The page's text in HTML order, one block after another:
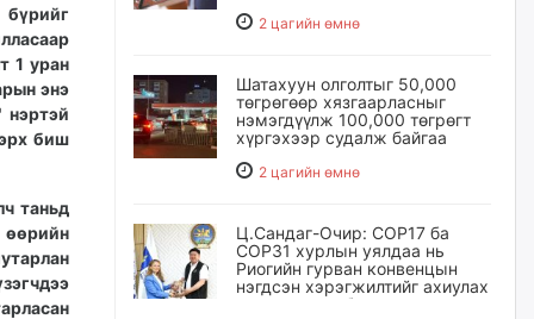
1 уран
энэ
биш
таньд
2 цагийн өмнө
Шатахуун олголтыг 50,000
төгрөгөөр хязгаарласныг
нэмэгдүүлж 100,000 төгрөгт
хүргэхээр судалж байгаа
2 цагийн өмнө
Ц.Сандаг-Очир: COP17 ба
COP31 хурлын уялдаа нь
Риогийн гурван конвенцын
нэгдсэн хэрэгжилтийг ахиулах
чухал алхам болно